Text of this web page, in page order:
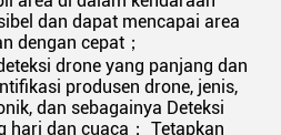
dan dapat mencapai area
dengan cepat；
drone yang panjang dan
produsen drone, jenis,
dan sebagainya Deteksi
hari dan cuaca； Tetapkan